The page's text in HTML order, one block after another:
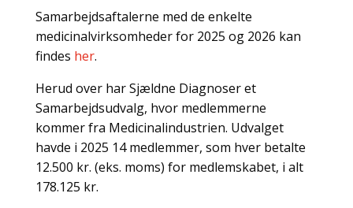
Samarbejdsaftalerne med de enkelte
medicinalvirksomheder for 2025 og 2026 kan
findes her.
Herud over har Sjældne Diagnoser et
Samarbejdsudvalg, hvor medlemmerne
kommer fra Medicinalindustrien. Udvalget
havde i 2025 14 medlemmer, som hver betalte
12.500 kr. (eks. moms) for medlemskabet, i alt
178.125 kr.